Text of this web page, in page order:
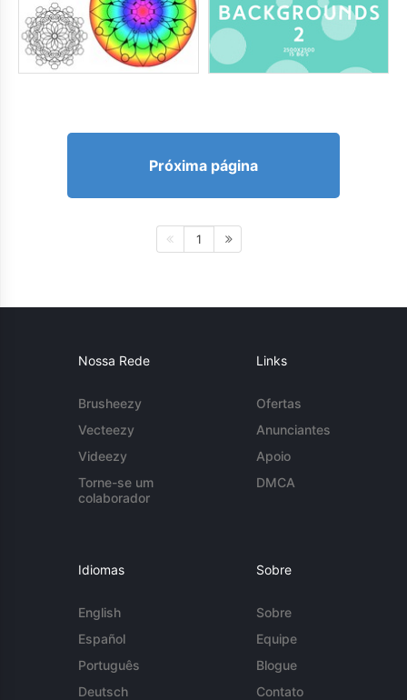
Próxima página
1
Nossa Rede
Brusheezy
Vecteezy
Videezy
Torne-se um
colaborador
Links
Ofertas
Anunciantes
Apoio
DMCA
Idiomas
English
Español
Português
Deutsch
Sobre
Sobre
Equipe
Blogue
Contato